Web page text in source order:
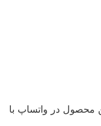
محصول در واتساپ با